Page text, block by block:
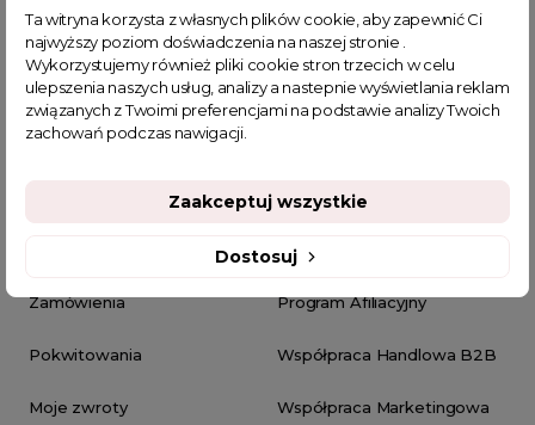
Bestsellery
Nowości w butiku Clamodi
Regulamin
Bezpieczne płatności
TWOJE KONTO
Zamówienia
Pokwitowania
Moje zwroty
PROGRAMY I PROMOCJE
Clamodi Club
Program Afiliacyjny
Współpraca Handlowa B2B
Współpraca Marketingowa
Ta witryna korzysta z własnych plików cookie, aby zapewnić Ci
najwyższy poziom doświadczenia na naszej stronie .
Wykorzystujemy również pliki cookie stron trzecich w celu
ulepszenia naszych usług, analizy a nastepnie wyświetlania reklam
związanych z Twoimi preferencjami na podstawie analizy Twoich
zachowań podczas nawigacji.
Dostosuj
Zaakceptuj wszystkie